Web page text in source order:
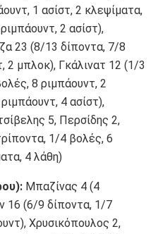
1 ασίστ, 2 κλεψίματα,
2 ασίστ),
23 (8/13 δίποντα, 7/8
2 μπλοκ), Γκάλινατ 12 (1/3
8 ριμπάουντ, 2
4 ασίστ),
5, Περσίδης 2,
1/4 βολές, 6
4 λάθη)
Μπαζίνας 4 (4
16 (6/9 δίποντα, 1/7
Χρυσικόπουλος 2,